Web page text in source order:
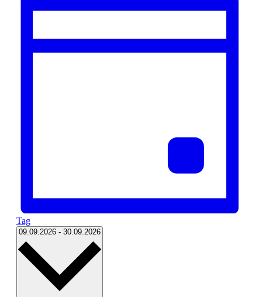
Tag
09.09.2026 - 30.09.2026 Datum